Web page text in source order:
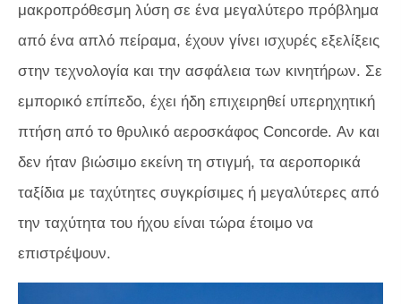
μακροπρόθεσμη λύση σε ένα μεγαλύτερο πρόβλημα
από ένα απλό πείραμα, έχουν γίνει ισχυρές εξελίξεις
στην τεχνολογία και την ασφάλεια των κινητήρων. Σε
εμπορικό επίπεδο, έχει ήδη επιχειρηθεί υπερηχητική
πτήση από το θρυλικό αεροσκάφος Concorde. Αν και
δεν ήταν βιώσιμο εκείνη τη στιγμή, τα αεροπορικά
ταξίδια με ταχύτητες συγκρίσιμες ή μεγαλύτερες από
την ταχύτητα του ήχου είναι τώρα έτοιμο να
επιστρέψουν.